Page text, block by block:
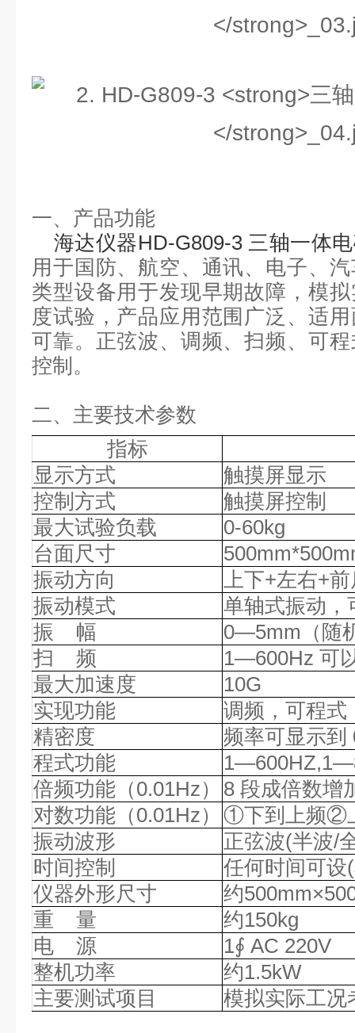
一、产品功能
海达仪器HD-G809-3 三轴一体
用于国防、航空、通讯、电子、
类型设备用于发现早期故障，模
度试验，产品应用范围广泛、适
可靠。正弦波、调频、扫频、可
控制 。
二、主要技术参数
指标
显示方式
触摸屏显示
控制方式
触摸屏控制
最大试验负载
0-60kg
台面尺寸
振动方向
上下+左右+
振动模式
单轴式振动，
振
幅
0—5mm（随
扫
频
1—600Hz 可
最大加速度
10G
实现功能
调频，可程式
精密度
频率可显示到
程式功能
倍频功能（0.01Hz）
8 段成倍数
对数功能（0.01Hz） ①下到上频②
振动波形
正弦波(半波/
时间控制
任何时间可设
仪器外形尺寸
约
重
量 约150kg
电
源
1∮ AC 220V
整机功率
约1.5kW
主要测试项目
模拟实际工况